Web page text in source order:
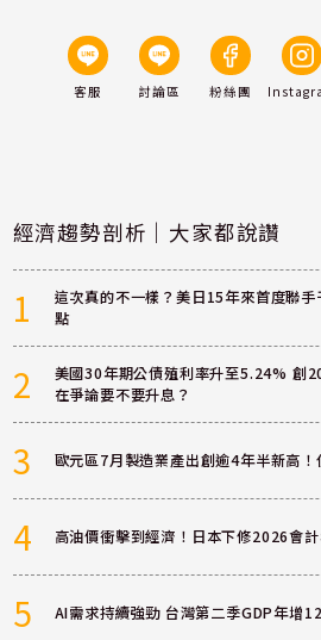
客服 討論區 粉絲團
經濟趨勢剖析｜大家都說讚
1
這次真的不一樣？美日15年來首度聯
點
2
美國30年期公債殖利率升至5.24% 創
在爭論要不要升息？
3 歐元區7月製造業產出創逾4年半新高
4 高油價衝擊到經濟！日本下修2026會
5 AI需求持續強勁 台灣第二季GDP年增